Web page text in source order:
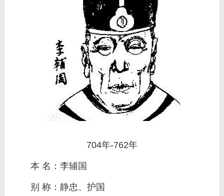
704年-762年
本 名：李辅国
别 称：静忠、护国